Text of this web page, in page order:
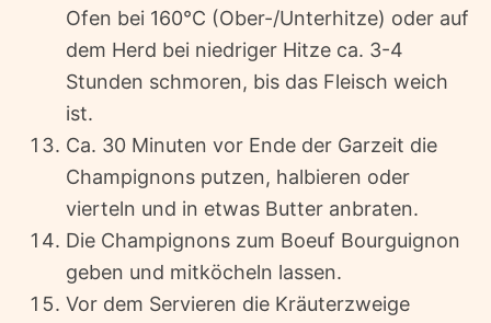
Ofen bei 160°C (Ober-/Unterhitze) oder auf
dem Herd bei niedriger Hitze ca. 3-4
Stunden schmoren, bis das Fleisch weich
ist.
Ca. 30 Minuten vor Ende der Garzeit die
Champignons putzen, halbieren oder
vierteln und in etwas Butter anbraten.
Die Champignons zum Boeuf Bourguignon
geben und mitköcheln lassen.
Vor dem Servieren die Kräuterzweige